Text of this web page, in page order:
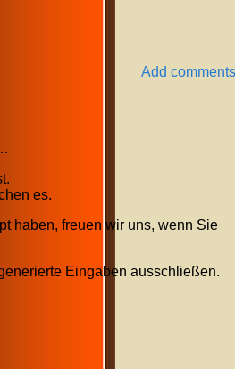
Add comments
es.
haben, freuen wir uns, wenn Sie
Eingaben ausschließen.